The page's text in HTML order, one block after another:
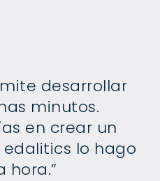
desarrollar
minutos.
en crear un
lo hago
hora.”